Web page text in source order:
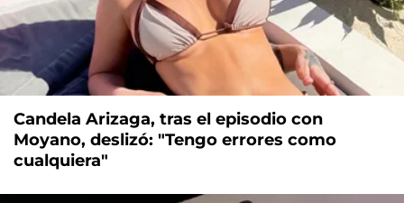
Candela Arizaga, tras el episodio con
Moyano, deslizó: "Tengo errores como
cualquiera"